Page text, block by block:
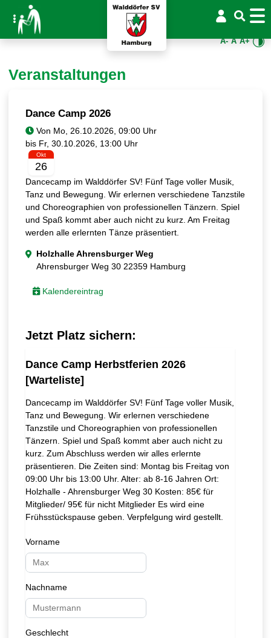
A- A A+
Veranstaltungen
Dance Camp 2026
Von
bis
Okt
26
Dancecamp im Walddörfer SV! Fünf Tage voller Musik,
Tanz und Bewegung. Wir erlernen verschiedene Tanzstile
und Choreographien von professionellen Tänzern. Spiel
und Spaß kommt aber auch nicht zu kurz. Am Freitag
werden alle erlernten Tänze präsentiert.
Holzhalle Ahrensburger Weg
Ahrensburger Weg 30 22359 Hamburg
Kalendereintrag
Jetzt Platz sichern:
Dance Camp Herbstferien 2026
[Warteliste]
Dancecamp im Walddörfer SV! Fünf Tage voller Musik,
Tanz und Bewegung. Wir erlernen verschiedene
Tanzstile und Choreographien von professionellen
Tänzern. Spiel und Spaß kommt aber auch nicht zu
kurz. Zum Abschluss werden wir alles erlernte
präsentieren. Die Zeiten sind: Montag bis Freitag von
09:00 Uhr bis 13:00 Uhr. Alter: ab 8-16 Jahren Ort:
Holzhalle - Ahrensburger Weg 30 Kosten: 85€ für
Mitglieder/ 95€ für nicht Mitglieder Es wird eine
Frühsstückspause geben. Verpfelgung wird gestellt.
Vorname
Nachname
Geschlecht